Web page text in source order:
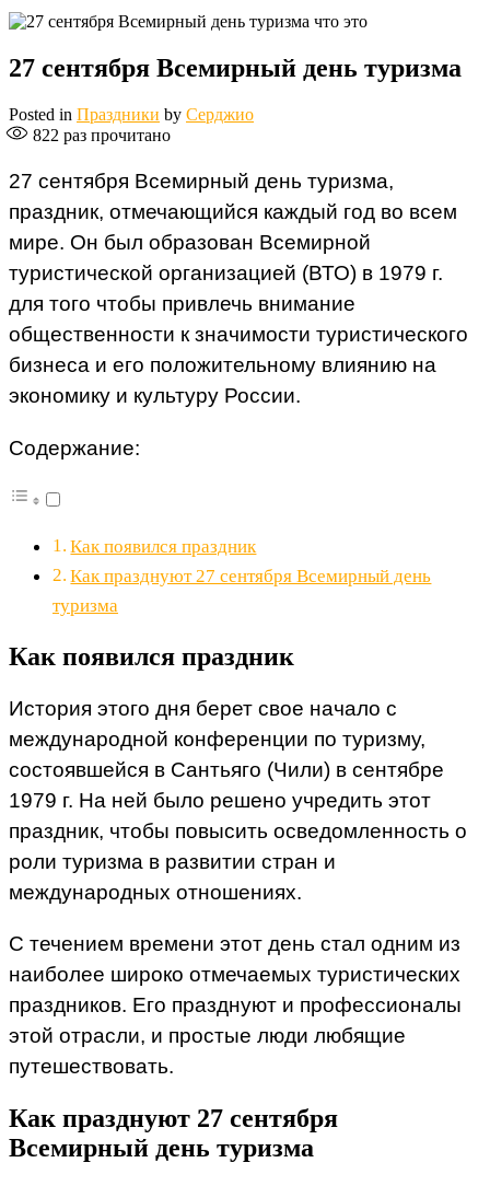
27 сентября Всемирный день туризма
Posted in Праздники by Серджио
822 раз прочитано
27 сентября Всемирный день туризма,
праздник, отмечающийся каждый год во всем
мире. Он был образован Всемирной
туристической организацией (ВТО) в 1979 г.
для того чтобы привлечь внимание
общественности к значимости туристического
бизнеса и его положительному влиянию на
экономику и культуру России.
Содержание:
Как появился праздник
Как празднуют 27 сентября Всемирный день
туризма
Как появился праздник
История этого дня берет свое начало с
международной конференции по туризму,
состоявшейся в Сантьяго (Чили) в сентябре
1979 г. На ней было решено учредить этот
праздник, чтобы повысить осведомленность о
роли туризма в развитии стран и
международных отношениях.
С течением времени этот день стал одним из
наиболее широко отмечаемых туристических
праздников. Его празднуют и профессионалы
этой отрасли, и простые люди любящие
путешествовать.
Как празднуют 27 сентября
Всемирный день туризма